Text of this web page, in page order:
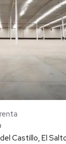
Castillo, El